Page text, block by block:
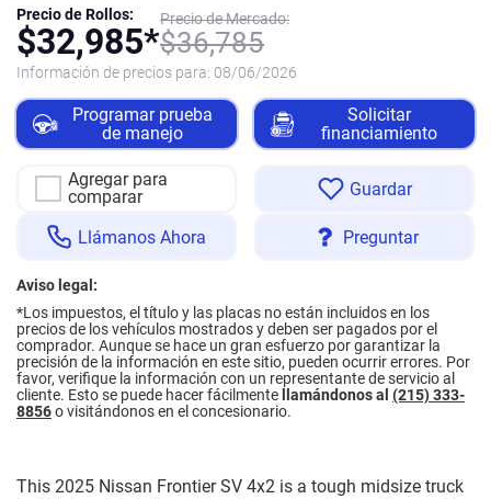
Precio de Mercado:
$36,785
Precio de Rollos:
$32,985*
Información de precios para: 08/06/2026
Programar prueba
de manejo
Solicitar
financiamiento
Agregar para
comparar
Guardar
Llámanos Ahora Preguntar
Aviso legal:
*Los impuestos, el título y las placas no están incluidos en los
precios de los vehículos mostrados y deben ser pagados por el
comprador. Aunque se hace un gran esfuerzo por garantizar la
precisión de la información en este sitio, pueden ocurrir errores. Por
favor, verifique la información con un representante de servicio al
cliente. Esto se puede hacer fácilmente
llamándonos al (215) 333-
8856o visitándonos en el concesionario.
This 2025 Nissan Frontier SV 4x2 is a tough midsize truck